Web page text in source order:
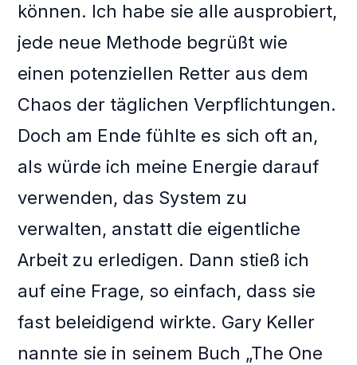
können. Ich habe sie alle ausprobiert,
jede neue Methode begrüßt wie
einen potenziellen Retter aus dem
Chaos der täglichen Verpflichtungen.
Doch am Ende fühlte es sich oft an,
als würde ich meine Energie darauf
verwenden, das System zu
verwalten, anstatt die eigentliche
Arbeit zu erledigen. Dann stieß ich
auf eine Frage, so einfach, dass sie
fast beleidigend wirkte. Gary Keller
nannte sie in seinem Buch „The One